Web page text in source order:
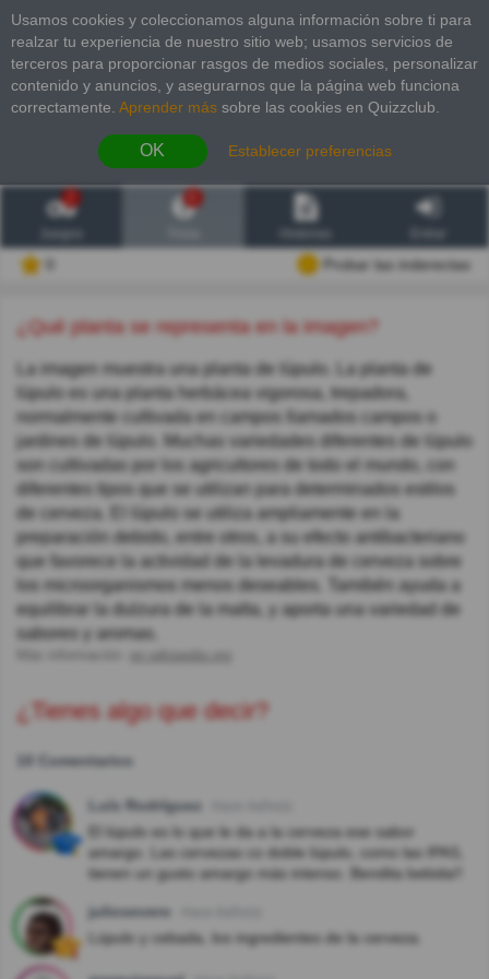
Usamos cookies y coleccionamos alguna información sobre ti para
realzar tu experiencia de nuestro sitio web; usamos servicios de
terceros para proporcionar rasgos de medios sociales, personalizar
contenido y anuncios, y asegurarnos que la página web funciona
correctamente. Aprender más sobre las cookies en Quizzclub.
OK Establecer preferencias
2
Probar las inderectas
¿Qué planta se representa en la imagen?
La imagen muestra una planta de lúpulo. La planta de
lúpulo es una planta herbácea vigorosa, trepadora,
normalmente cultivada en campos llamados campos o
jardines de lúpulo. Muchas variedades diferentes de lúpulo
son cultivadas por los agricultores de todo el mundo, con
diferentes tipos que se utilizan para determinados estilos
de cerveza. El lúpulo se utiliza ampliamente en la
preparación debido, entre otros, a su efecto antibacteriano
que favorece la actividad de la levadura de cerveza sobre
los microorganismos menos deseables. Tamibén ayuda a
equilibrar la dulzura de la malta, y aporta una variedad de
sabores y aromas.
en.wikipedia.org
¿Tienes algo que decir?
10 Comentarios
Luís Rodríguez
El lúpulo es lo que le da a la cerveza ese sabor
amargo. Las cervezas co doble lúpulo, como las IPAS,
tienen un gusto amargo más intenso. Bendita bebida!!
juliosevero
Lúpulo y cebada, los ingredientes de la cerveza.